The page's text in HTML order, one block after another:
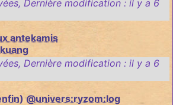
, Dernière modification : il y a 6
antekamis
, Dernière modification : il y a 6
@univers:ryzom:log